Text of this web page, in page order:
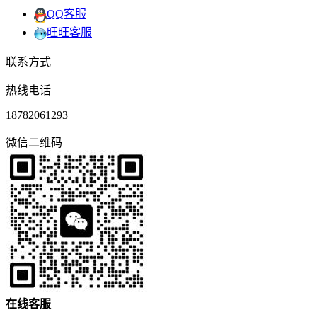
QQ客服
旺旺客服
联系方式
热线电话
18782061293
微信二维码
在线客服